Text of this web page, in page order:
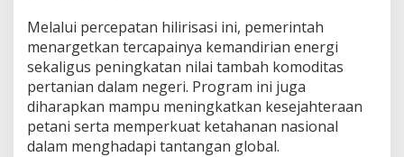
Melalui percepatan hilirisasi ini, pemerintah
menargetkan tercapainya kemandirian energi
sekaligus peningkatan nilai tambah komoditas
pertanian dalam negeri. Program ini juga
diharapkan mampu meningkatkan kesejahteraan
petani serta memperkuat ketahanan nasional
dalam menghadapi tantangan global.